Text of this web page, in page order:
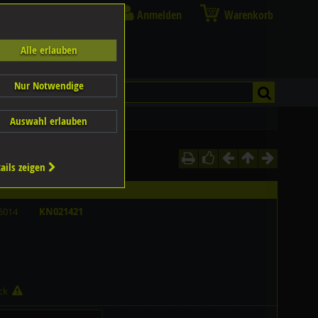
Anmelden Warenkorb
KN021421
Alle erlauben
Nur Notwendige
Auswahl erlauben
zeigen